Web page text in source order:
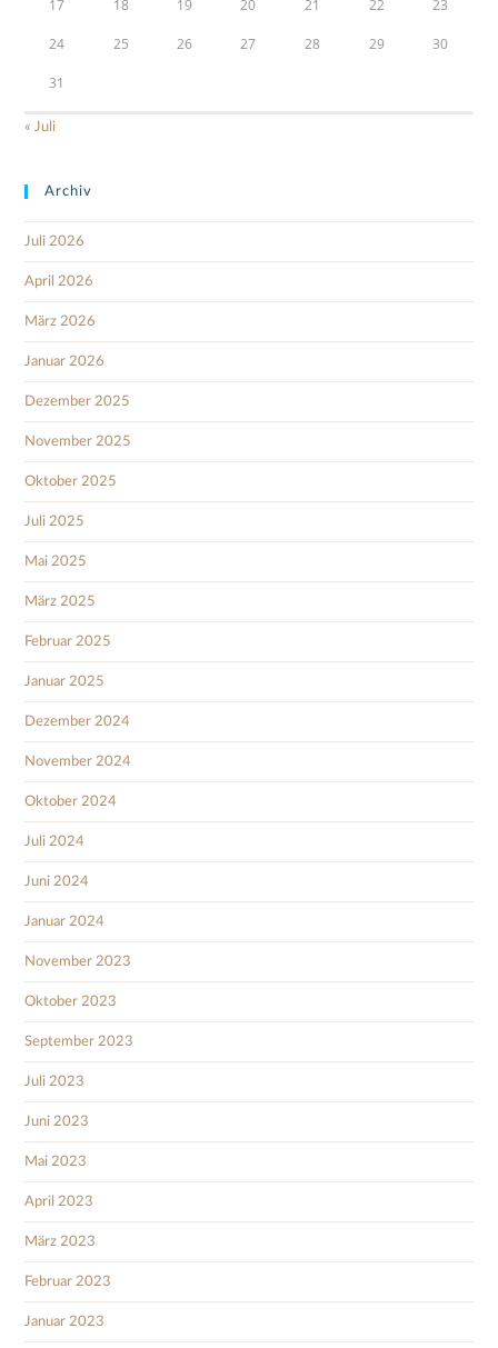
17 18 19 20 21 22 23
24 25 26 27 28 29 30
31
« Juli
Archiv
Juli 2026
April 2026
März 2026
Januar 2026
Dezember 2025
November 2025
Oktober 2025
Juli 2025
Mai 2025
März 2025
Februar 2025
Januar 2025
Dezember 2024
November 2024
Oktober 2024
Juli 2024
Juni 2024
Januar 2024
November 2023
Oktober 2023
September 2023
Juli 2023
Juni 2023
Mai 2023
April 2023
März 2023
Februar 2023
Januar 2023